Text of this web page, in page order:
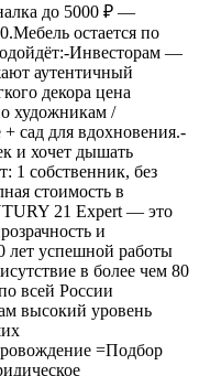
до 5000 ₽ —
остается по
Инвесторам —
аутентичный
декора цена
художникам /
сад для вдохновения.-
и хочет дышать
1 собственник, без
стоимость в
21 Expert — это
и
лет успешной работы
в более чем 80
всей России
высокий уровень
=Подбор